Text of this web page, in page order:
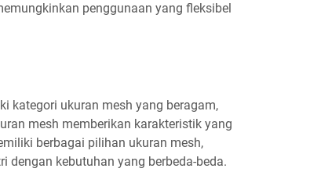
penggunaan yang fleksibel
kategori ukuran mesh yang beragam,
mesh memberikan karakteristik yang
berbagai pilihan ukuran mesh,
kebutuhan yang berbeda-beda.